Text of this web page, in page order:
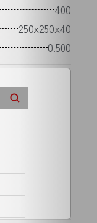
400
250x250x40
0.500